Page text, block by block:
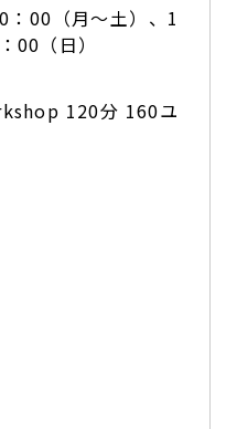
：00（月～土）、1
00（日）
120分 160ユ